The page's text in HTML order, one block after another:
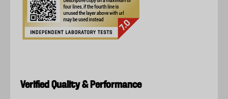
Verified Quality & Performance